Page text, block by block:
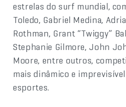
estrelas do surf mundial,
Toledo, Gabriel Medina,
Rothman, Grant “Twiggy”
Stephanie Gilmore, John
Moore, entre outros,
mais dinâmico e
esportes.